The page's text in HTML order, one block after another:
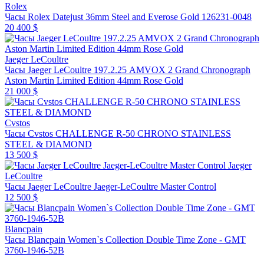
Rolex
Часы Rolex Datejust 36mm Steel and Everose Gold 126231-0048
20 400 $
Jaeger LeCoultre
Часы Jaeger LeCoultre 197.2.25 AMVOX 2 Grand Chronograph
Aston Martin Limited Edition 44mm Rose Gold
21 000 $
Cvstos
Часы Cvstos CHALLENGE R-50 CHRONO STAINLESS
STEEL & DIAMOND
13 500 $
Jaeger
LeCoultre
Часы Jaeger LeCoultre Jaeger-LeCoultre Master Control
12 500 $
Blancpain
Часы Blancpain Women`s Collection Double Time Zone - GMT
3760-1946-52B